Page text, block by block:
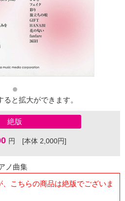
と拡大ができます。
絶版
円 [本体 2,000円]
ノ曲集
こちらの商品は絶版でございま